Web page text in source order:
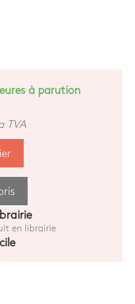
à parution
TVA
en librairie